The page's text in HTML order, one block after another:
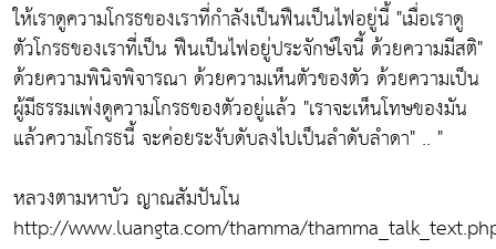
ให้เราดูความโกรธของเราที่กำลังเป็นฟืนเป็นไฟอยู่นี้ "เมื่อเราดู
ตัวโกรธของเราที่เป็น ฟืนเป็นไฟอยู่ประจักษ์ใจนี้ ด้วยความมีสติ"
ด้วยความพินิจพิจารณา ด้วยความเห็นตัวของตัว ด้วยความเป็น
ผู้มีธรรมเพ่งดูความโกรธของตัวอยู่แล้ว "เราจะเห็นโทษของมัน
แล้วความโกรธนี้ จะค่อยระงับดับลงไปเป็นลำดับลำดา" .. "
หลวงตามหาบัว ญาณสัมปันโน
http://www.luangta.com/thamma/